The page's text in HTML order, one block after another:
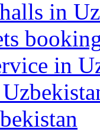
in
in